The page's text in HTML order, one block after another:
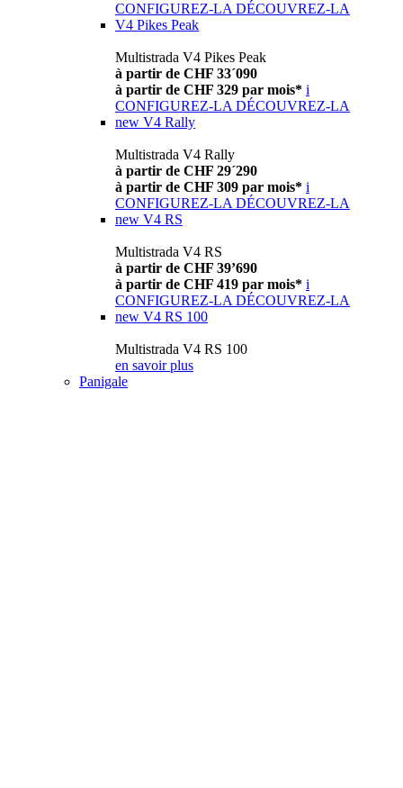
CONFIGUREZ-LA DÉCOUVREZ-LA
V4 Pikes Peak
Multistrada V4 Pikes Peak
à partir de CHF 33´090
à partir de CHF 329 par mois* i
CONFIGUREZ-LA DÉCOUVREZ-LA
new V4 Rally
Multistrada V4 Rally
à partir de CHF 29´290
à partir de CHF 309 par mois* i
CONFIGUREZ-LA DÉCOUVREZ-LA
new V4 RS
Multistrada V4 RS
à partir de CHF 39’690
à partir de CHF 419 par mois* i
CONFIGUREZ-LA DÉCOUVREZ-LA
new V4 RS 100
Multistrada V4 RS 100
en savoir plus
Panigale